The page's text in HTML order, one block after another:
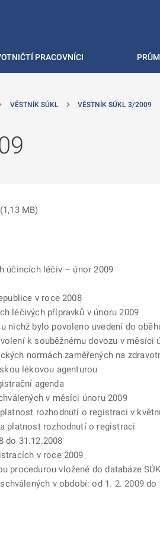
PRACOVNÍCI
VĚSTNÍK SÚKL VĚSTNÍK SÚKL 3/2009
1,13 MB)
účincích léčiv – únor 2009
v roce 2008
léčivých přípravků v únoru 2009
nichž bylo povoleno uvedení do
k souběžnému dovozu v měsíci
normách zaměřených na
lékovou agenturou
agenda
v měsíci únoru 2009
rozhodnutí o registraci v
platnost rozhodnutí o registraci
do 31.12.2008
v roce 2009
procedurou vložené do databáze
v období: od 1. 2. 2009 do